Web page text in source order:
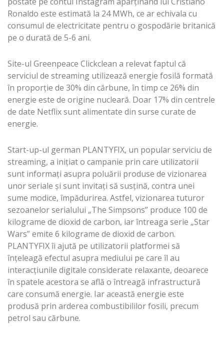
Ronaldo este estimată la 24 MWh, ce ar echivala cu
consumul de electricitate pentru o gospodărie britanică
pe o durată de 5-6 ani.
Site-ul Greenpeace Clickclean a relevat faptul că
serviciul de streaming utilizează energie fosilă formată
în proporție de 30% din cărbune, în timp ce 26% din
energie este de origine nucleară. Doar 17% din centrele
de date Netflix sunt alimentate din surse curate de
energie.
Start-up-ul german PLANTYFIX, un popular serviciu de
streaming, a inițiat o campanie prin care utilizatorii
sunt informați asupra poluării produse de vizionarea
unor seriale și sunt invitați să susțină, contra unei
sume modice, împădurirea. Astfel, vizionarea tuturor
sezoanelor serialului „The Simpsons” produce 100 de
kilograme de dioxid de carbon, iar întreaga serie „Star
Wars” emite 6 kilograme de dioxid de carbon.
PLANTYFIX îi ajută pe utilizatorii platformei să
înțeleagă efectul asupra mediului pe care îl au
interacțiunile digitale considerate relaxante, deoarece
în spatele acestora se află o întreagă infrastructură
care consumă energie. Iar această energie este
produsă prin arderea combustibililor fosili, precum
petrol sau cărbune.